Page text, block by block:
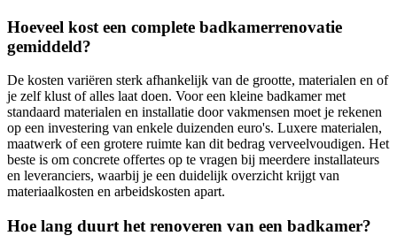
Hoeveel kost een complete badkamerrenovatie
gemiddeld?
De kosten variëren sterk afhankelijk van de grootte, materialen en of
je zelf klust of alles laat doen. Voor een kleine badkamer met
standaard materialen en installatie door vakmensen moet je rekenen
op een investering van enkele duizenden euro's. Luxere materialen,
maatwerk of een grotere ruimte kan dit bedrag verveelvoudigen. Het
beste is om concrete offertes op te vragen bij meerdere installateurs
en leveranciers, waarbij je een duidelijk overzicht krijgt van
materiaalkosten en arbeidskosten apart.
Hoe lang duurt het renoveren van een badkamer?